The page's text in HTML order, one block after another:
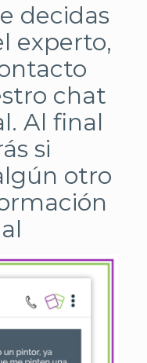
decidas
experto,
chat
Al final
si
otro